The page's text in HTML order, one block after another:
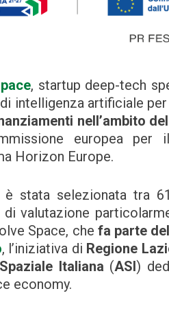
, startup deep-tech
intelligenza artificiale
nell’ambito
europea per
Horizon Europe.
è stata selezionata tra
valutazione
Space, che fa parte
, l’iniziativa di Regione
Italiana (ASI)
economy.